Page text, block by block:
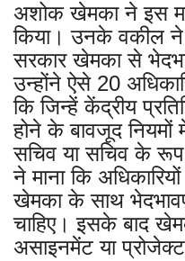
अशोक खेमका ने इस
किया। उनके वकील ने
सरकार खेमका से
उन्होंने ऐसे 20
कि जिन्हें केंद्रीय
होने के बावजूद नियमों
सचिव या सचिव के रूप
ने माना कि
खेमका के साथ
चाहिए। इसके बाद
असाइनमेंट या